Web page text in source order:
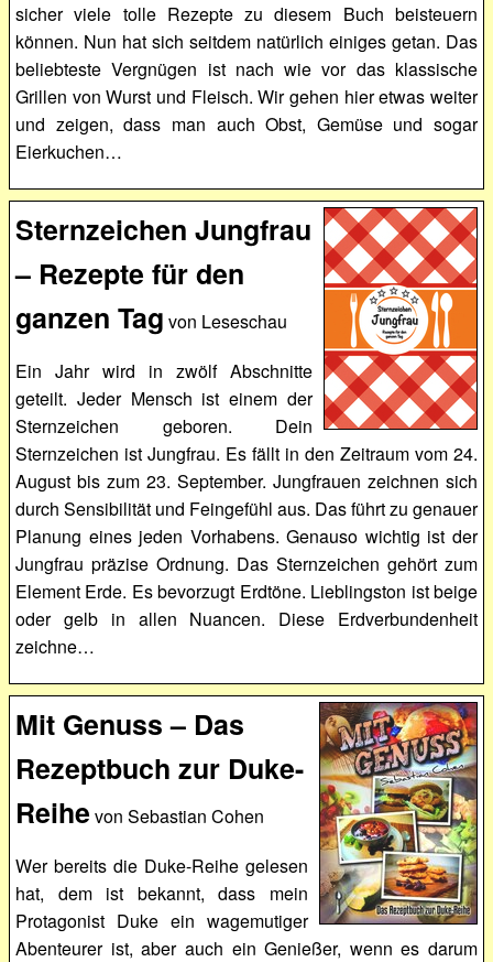
sicher viele tolle Rezepte zu diesem Buch beisteuern
können. Nun hat sich seitdem natürlich einiges getan. Das
beliebteste Vergnügen ist nach wie vor das klassische
Grillen von Wurst und Fleisch. Wir gehen hier etwas weiter
und zeigen, dass man auch Obst, Gemüse und sogar
Eierkuchen…
Sternzeichen Jungfrau
– Rezepte für den
ganzen Tag von Leseschau
Ein Jahr wird in zwölf Abschnitte
geteilt. Jeder Mensch ist einem der
Sternzeichen geboren. Dein
Sternzeichen ist Jungfrau. Es fällt in den Zeitraum vom 24.
August bis zum 23. September. Jungfrauen zeichnen sich
durch Sensibilität und Feingefühl aus. Das führt zu genauer
Planung eines jeden Vorhabens. Genauso wichtig ist der
Jungfrau präzise Ordnung. Das Sternzeichen gehört zum
Element Erde. Es bevorzugt Erdtöne. Lieblingston ist beige
oder gelb in allen Nuancen. Diese Erdverbundenheit
zeichne…
Mit Genuss – Das
Rezeptbuch zur Duke-
Reihe von Sebastian Cohen
Wer bereits die Duke-Reihe gelesen
hat, dem ist bekannt, dass mein
Protagonist Duke ein wagemutiger
Abenteurer ist, aber auch ein Genießer, wenn es darum